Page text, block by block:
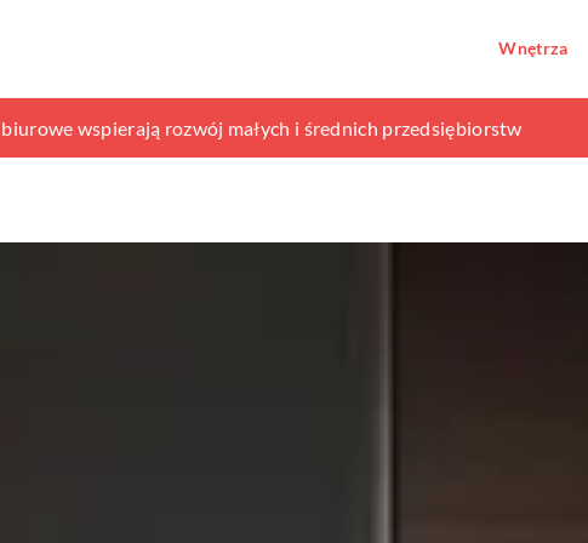
Wnętrza
wspierają rozwój małych i średnich przedsiębiorstw
jakości gleby w ogrodzie